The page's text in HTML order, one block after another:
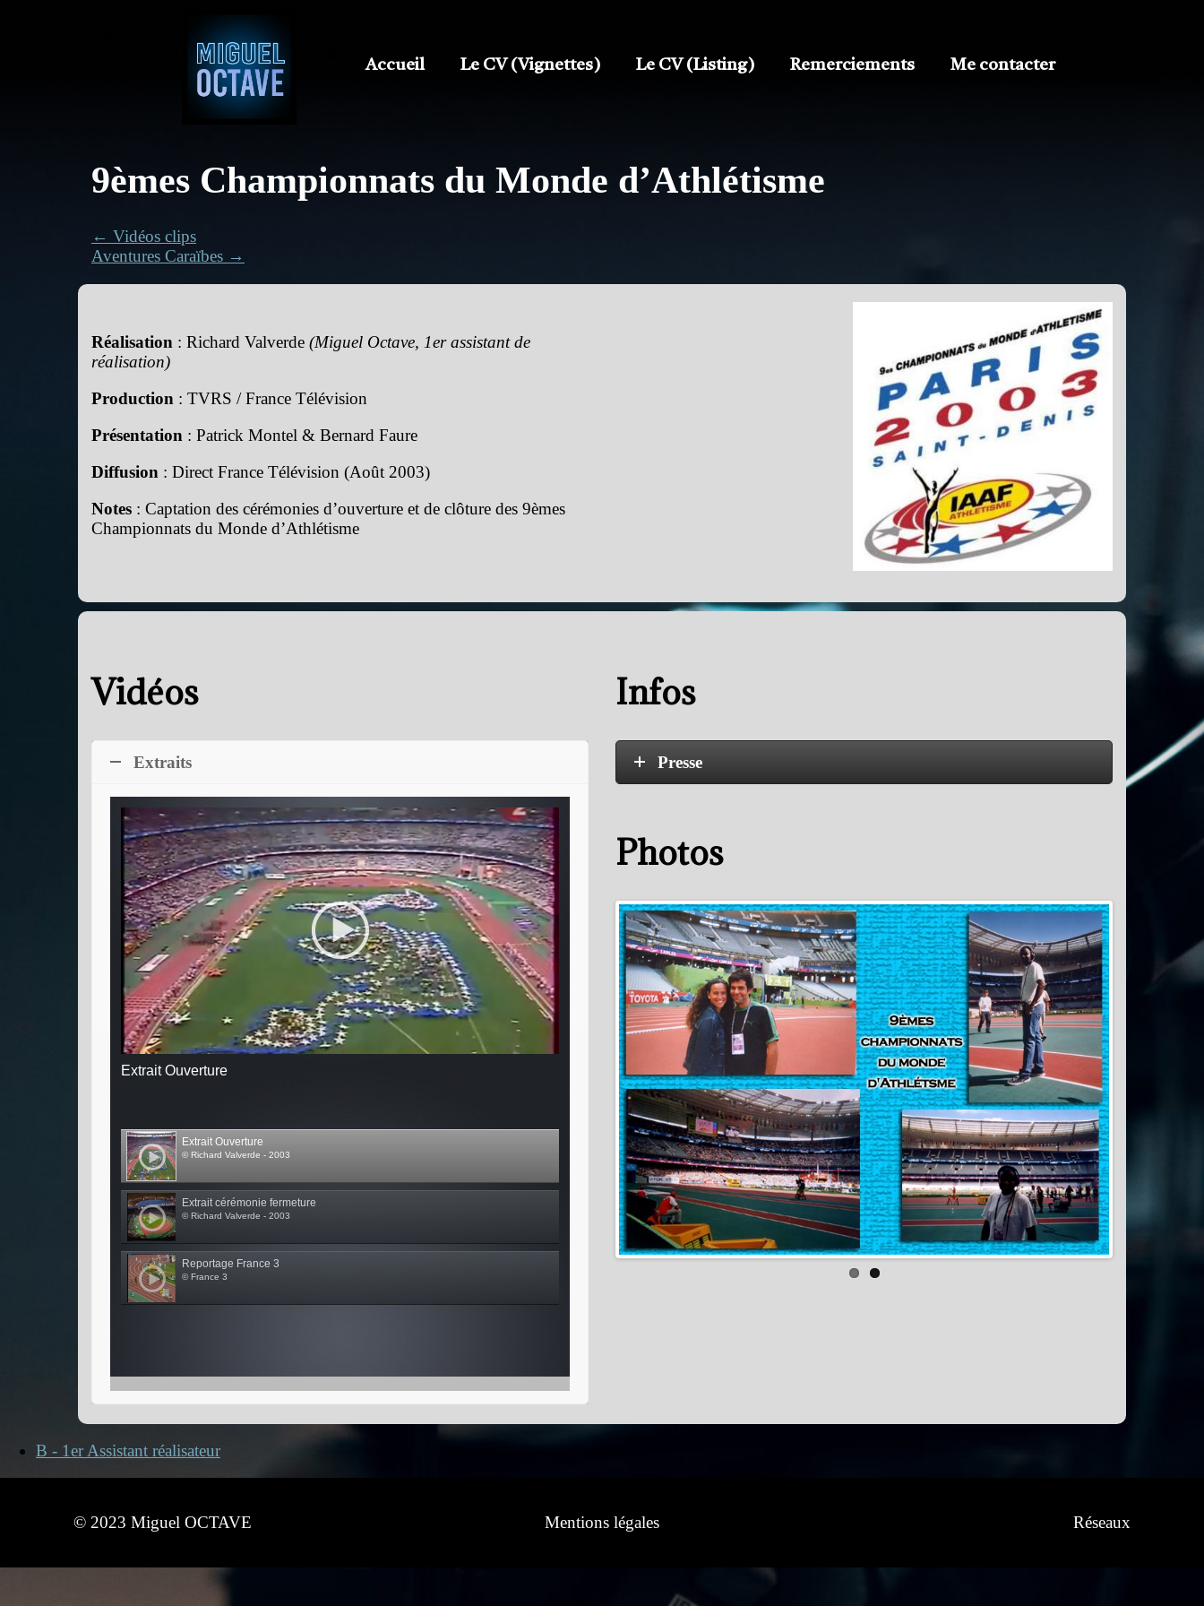
Accueil Le CV (Vignettes) Le CV (Listing) Remerciements Me contacter
9èmes Championnats du Monde d’Athlétisme
← Vidéos clips
Aventures Caraïbes →
Réalisation : Richard Valverde (Miguel Octave, 1er assistant de
réalisation)
Production : TVRS / France Télévision
Présentation : Patrick Montel & Bernard Faure
Diffusion : Direct France Télévision (Août 2003)
Notes : Captation des cérémonies d’ouverture et de clôture des 9èmes
Championnats du Monde d’Athlétisme
Vidéos
Extraits
Extrait Ouverture
Extrait Ouverture
© Richard Valverde - 2003
Extrait cérémonie fermeture
© Richard Valverde - 2003
Reportage France 3
© France 3
Infos
Presse
Photos
B - 1er Assistant réalisateur
© 2023 Miguel OCTAVE Mentions légales Réseaux